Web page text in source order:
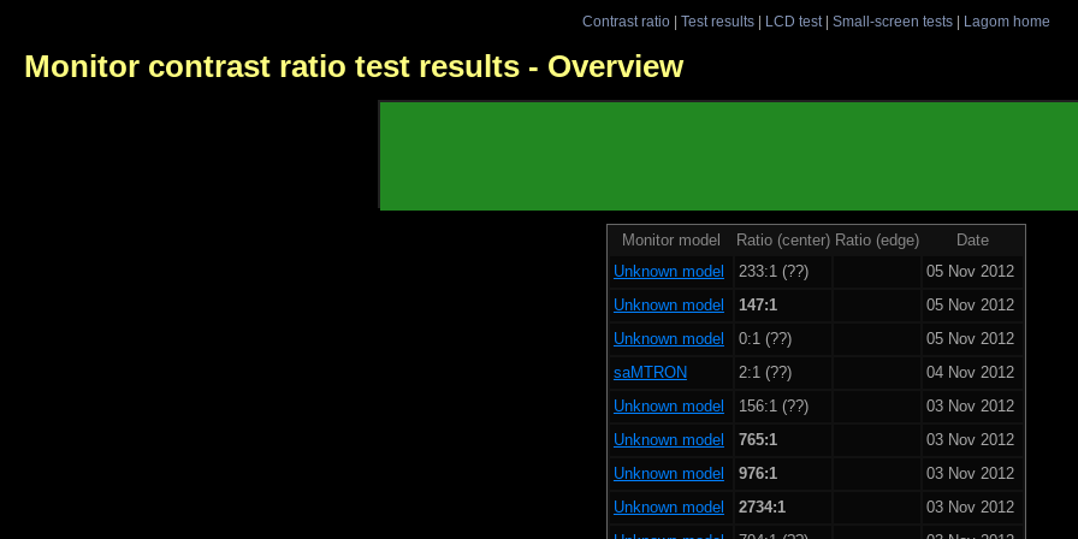
Contrast ratio| Test results| LCD test| Small-screen tests| Lagom home
Monitor contrast ratio test results - Overview
Monitor model Ratio (center) Ratio (edge)
Date
Unknown model
233:1 (??)
05 Nov 2012
Unknown model
147:1
05 Nov 2012
Unknown model
0:1 (??)
05 Nov 2012
saMTRON
2:1 (??)
04 Nov 2012
Unknown model
156:1 (??)
03 Nov 2012
Unknown model
765:1
03 Nov 2012
Unknown model
976:1
03 Nov 2012
Unknown model
2734:1
03 Nov 2012